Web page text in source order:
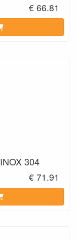
€ 66.81
304
€ 71.91